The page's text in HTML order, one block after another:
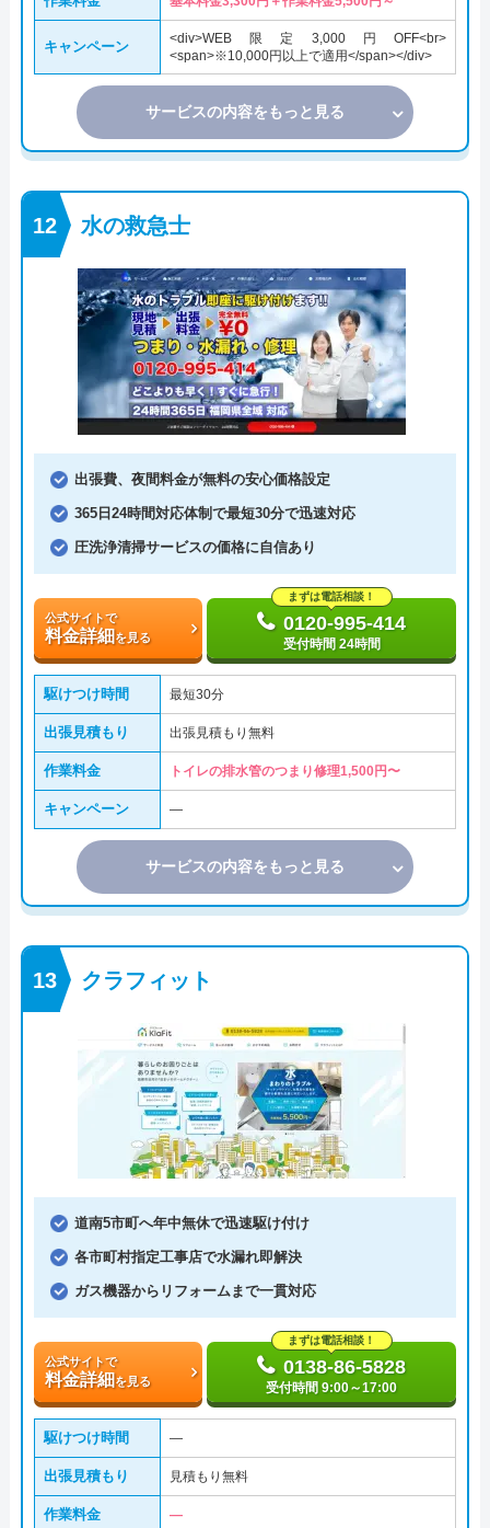
キャンペーン
<div>WEB限定3,000円OFF<br>
<span>※10,000円以上で適用</span></div>
サービスの内容をもっと見る
水の救急士
出張費、夜間料金が無料の安心価格設定
365日24時間対応体制で最短30分で迅速対応
圧洗浄清掃サービスの価格に自信あり
公式サイトで
料金詳細を見る
まずは電話相談！
0120-995-414
受付時間 24時間
駆けつけ時間 最短30分
出張見積もり 出張見積もり無料
作業料金 トイレの排水管のつまり修理1,500円〜
キャンペーン ―
サービスの内容をもっと見る
クラフィット
道南5市町へ年中無休で迅速駆け付け
各市町村指定工事店で水漏れ即解決
ガス機器からリフォームまで一貫対応
公式サイトで
料金詳細を見る
まずは電話相談！
0138-86-5828
受付時間 9:00～17:00
駆けつけ時間 ―
出張見積もり 見積もり無料
作業料金 ―